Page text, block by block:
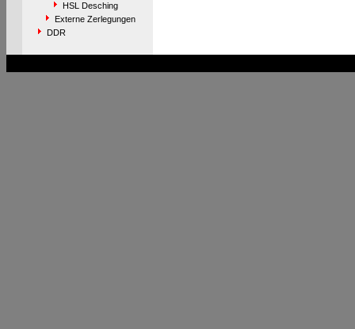
HSL Desching
Externe Zerlegungen
DDR